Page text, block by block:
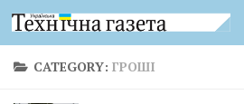
Skip to content
CATEGORY: ГРОШІ